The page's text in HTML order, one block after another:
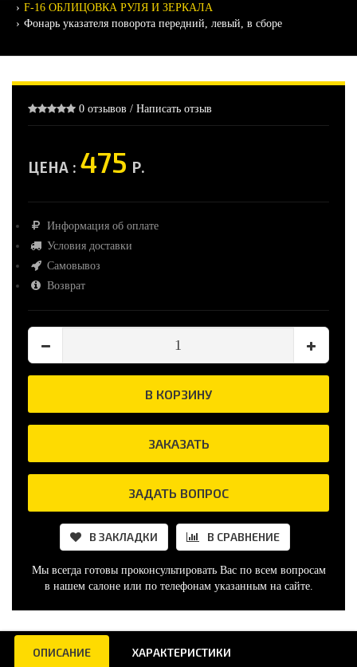
F-16 ОБЛИЦОВКА РУЛЯ И ЗЕРКАЛА
Фонарь указателя поворота передний, левый, в сборе
0 отзывов / Написать отзыв
ЦЕНА : 475 Р.
Информация об оплате
Условия доставки
Самовывоз
Возврат
В КОРЗИНУ
ЗАКАЗАТЬ
ЗАДАТЬ ВОПРОС
В ЗАКЛАДКИ В СРАВНЕНИЕ
Мы всегда готовы проконсультировать Вас по всем вопросам
в нашем салоне или по телефонам указанным на сайте.
ОПИСАНИЕ ХАРАКТЕРИСТИКИ